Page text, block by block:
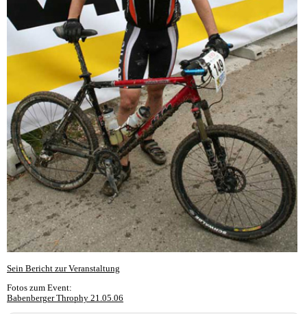
Sein Bericht zur Veranstaltung
Fotos zum Event:
Babenberger Throphy 21.05.06